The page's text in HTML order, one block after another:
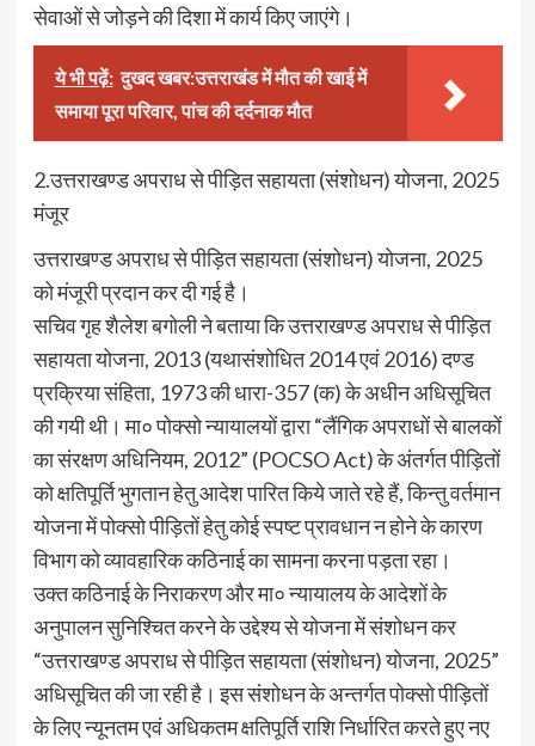
सेवाओं से जोड़ने की दिशा में कार्य किए जाएंगे।
ये भी पढ़ें: दुखद खबर:उत्तराखंड में मौत की खाई में
समाया पूरा परिवार, पांच की दर्दनाक मौत
2.उत्तराखण्ड अपराध से पीड़ित सहायता (संशोधन) योजना, 2025
मंजूर
उत्तराखण्ड अपराध से पीड़ित सहायता (संशोधन) योजना, 2025
को मंजूरी प्रदान कर दी गई है।
सचिव गृह शैलेश बगोली ने बताया कि उत्तराखण्ड अपराध से पीड़ित
सहायता योजना, 2013 (यथासंशोधित 2014 एवं 2016) दण्ड
प्रक्रिया संहिता, 1973 की धारा-357 (क) के अधीन अधिसूचित
की गयी थी। मा० पोक्सो न्यायालयों द्वारा “लैंगिक अपराधों से बालकों
का संरक्षण अधिनियम, 2012” (POCSO Act) के अंतर्गत पीड़ितों
को क्षतिपूर्ति भुगतान हेतु आदेश पारित किये जाते रहे हैं, किन्तु वर्तमान
योजना में पोक्सो पीड़ितों हेतु कोई स्पष्ट प्रावधान न होने के कारण
विभाग को व्यावहारिक कठिनाई का सामना करना पड़ता रहा।
उक्त कठिनाई के निराकरण और मा० न्यायालय के आदेशों के
अनुपालन सुनिश्चित करने के उद्देश्य से योजना में संशोधन कर
“उत्तराखण्ड अपराध से पीड़ित सहायता (संशोधन) योजना, 2025”
अधिसूचित की जा रही है। इस संशोधन के अन्तर्गत पोक्सो पीड़ितों
के लिए न्यूनतम एवं अधिकतम क्षतिपूर्ति राशि निर्धारित करते हुए नए